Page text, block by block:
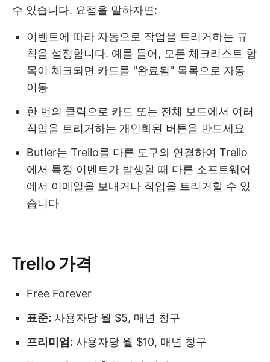
수 있습니다. 요점을 말하자면:
이벤트에 따라 자동으로 작업을 트리거하는 규
칙을 설정합니다. 예를 들어, 모든 체크리스트 항
목이 체크되면 카드를 "완료됨" 목록으로 자동
이동
한 번의 클릭으로 카드 또는 전체 보드에서 여러
작업을 트리거하는 개인화된 버튼을 만드세요
Butler는 Trello를 다른 도구와 연결하여 Trello
에서 특정 이벤트가 발생할 때 다른 소프트웨어
에서 이메일을 보내거나 작업을 트리거할 수 있
습니다
Trello 가격
Free Forever
표준: 사용자당 월 $5, 매년 청구
프리미엄: 사용자당 월 $10, 매년 청구